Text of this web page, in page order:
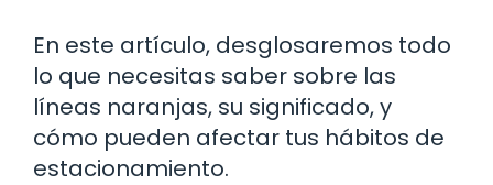
En este artículo, desglosaremos todo
lo que necesitas saber sobre las
líneas naranjas, su significado, y
cómo pueden afectar tus hábitos de
estacionamiento.